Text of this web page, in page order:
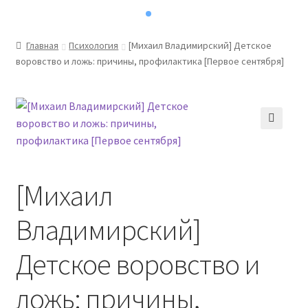
Главная Психология
[Михаил Владимирский] Детское
воровство и ложь: причины, профилактика [Первое сентября]
[Михаил
Владимирский]
Детское воровство и
ложь: причины,